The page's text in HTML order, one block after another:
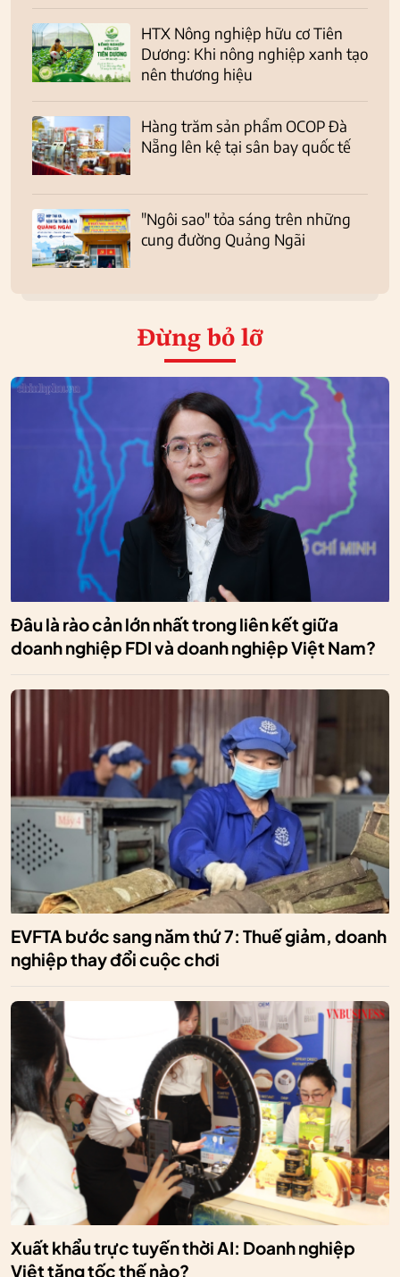
HTX Nông nghiệp hữu cơ Tiên
Dương: Khi nông nghiệp xanh tạo
nên thương hiệu
Hàng trăm sản phẩm OCOP Đà
Nẵng lên kệ tại sân bay quốc tế
"Ngôi sao" tỏa sáng trên những
cung đường Quảng Ngãi
Đừng bỏ lỡ
Đâu là rào cản lớn nhất trong liên kết giữa
doanh nghiệp FDI và doanh nghiệp Việt Nam?
EVFTA bước sang năm thứ 7: Thuế giảm, doanh
nghiệp thay đổi cuộc chơi
Xuất khẩu trực tuyến thời AI: Doanh nghiệp
Việt tăng tốc thế nào?